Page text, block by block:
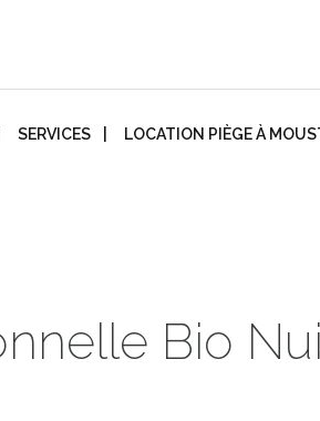
SERVICES LOCATION PIÈGE À
Bio